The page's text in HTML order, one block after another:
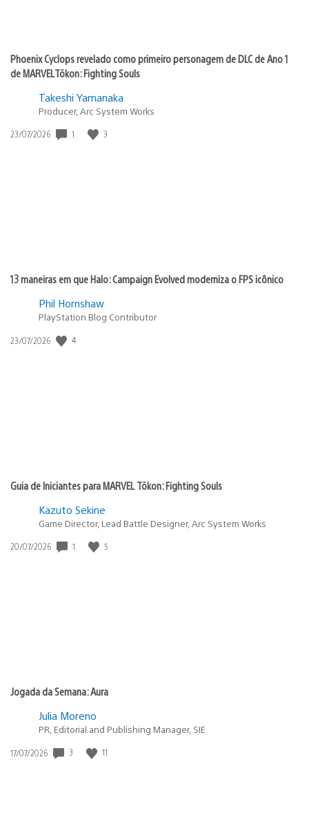
Phoenix Cyclops revelado como primeiro personagem de DLC de Ano 1
de MARVEL Tōkon: Fighting Souls
Takeshi Yamanaka
Producer, Arc System Works
Data
23/07/2026 1 3
13 maneiras em que Halo: Campaign Evolved moderniza o FPS icônico
Phil Hornshaw
PlayStation Blog Contributor
Data
23/07/2026 4
Guia de Iniciantes para MARVEL Tōkon: Fighting Souls
Kazuto Sekine
Game Director, Lead Battle Designer, Arc System Works
Data
20/07/2026 1 5
Jogada da Semana: Aura
Julia Moreno
PR, Editorial and Publishing Manager, SIE
Data
17/07/2026 3 11